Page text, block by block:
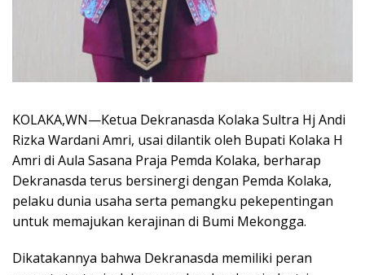
KOLAKA,WN—Ketua Dekranasda Kolaka Sultra Hj Andi
Rizka Wardani Amri, usai dilantik oleh Bupati Kolaka H
Amri di Aula Sasana Praja Pemda Kolaka, berharap
Dekranasda terus bersinergi dengan Pemda Kolaka,
pelaku dunia usaha serta pemangku pekepentingan
untuk memajukan kerajinan di Bumi Mekongga.
Dikatakannya bahwa Dekranasda memiliki peran